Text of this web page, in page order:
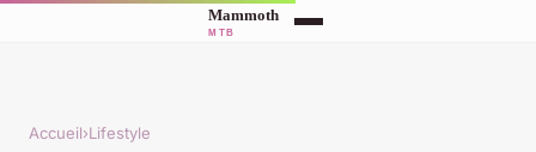
Accueil›Lifestyle